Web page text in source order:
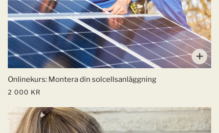
Onlinekurs: Montera din solcellsanläggning
2 000 KR